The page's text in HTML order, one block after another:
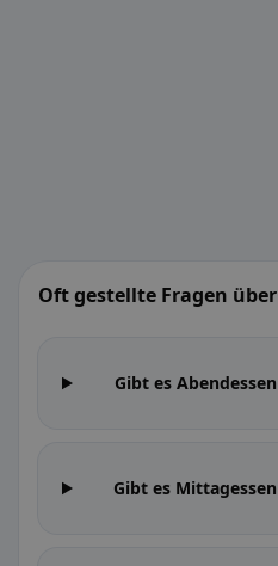
Oft gestellte Fragen
Gibt es
Gibt es